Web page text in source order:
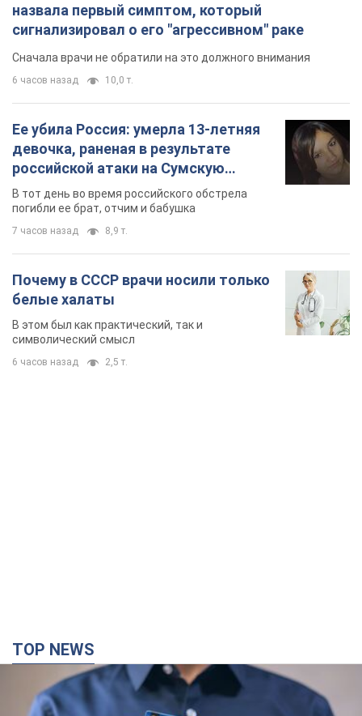
назвала первый симптом, который
сигнализировал о его "агрессивном" раке
Сначала врачи не обратили на это должного внимания
6 часов назад 10,0 т.
Ее убила Россия: умерла 13-летняя
девочка, раненая в результате
российской атаки на Сумскую
область. Фото
В тот день во время российского обстрела
погибли ее брат, отчим и бабушка
7 часов назад 8,9 т.
Почему в СССР врачи носили только
белые халаты
В этом был как практический, так и
символический смысл
6 часов назад 2,5 т.
TOP NEWS